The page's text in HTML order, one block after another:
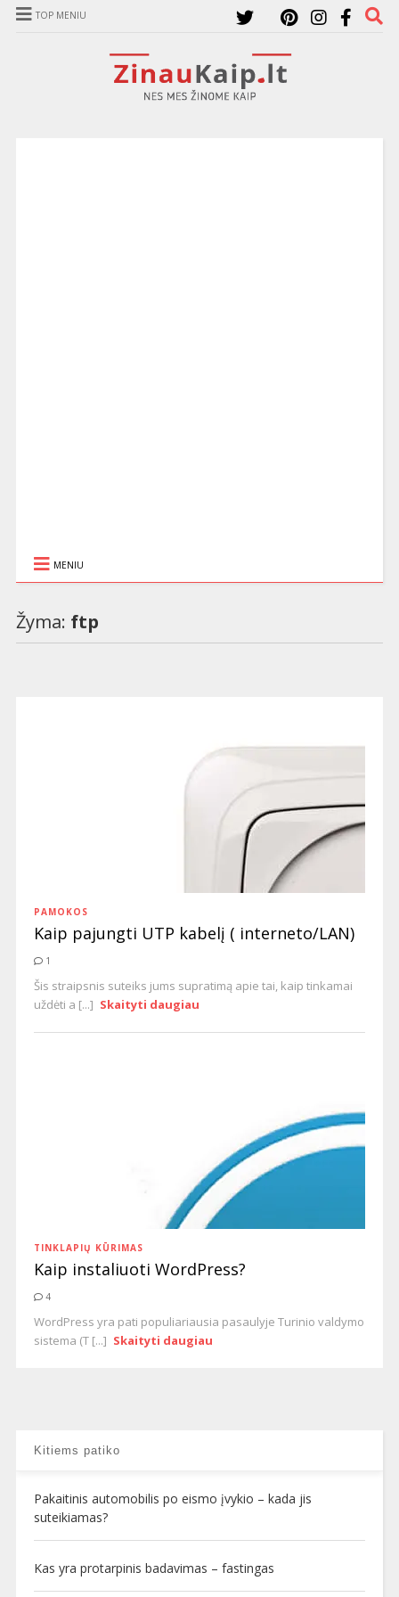
TOP MENIU
MENIU
Žyma: ftp
PAMOKOS
Kaip pajungti UTP kabelį ( interneto/LAN)
1
Šis straipsnis suteiks jums supratimą apie tai, kaip tinkamai
uždėti a [...] Skaityti daugiau
TINKLAPIŲ KŪRIMAS
Kaip instaliuoti WordPress?
4
WordPress yra pati populiariausia pasaulyje Turinio valdymo
sistema (T [...] Skaityti daugiau
Kitiems patiko
Pakaitinis automobilis po eismo įvykio – kada jis
suteikiamas?
Kas yra protarpinis badavimas – fastingas